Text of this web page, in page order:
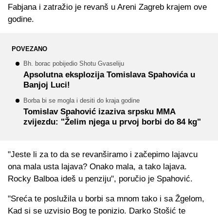
Fabjana i zatražio je revanš u Areni Zagreb krajem ove
godine.
POVEZANO
Bh. borac pobijedio Shotu Gvaseliju
Apsolutna eksplozija Tomislava Spahovića u
Banjoj Luci!
Borba bi se mogla i desiti do kraja godine
Tomislav Spahović izaziva srpsku MMA
zvijezdu: "Želim njega u prvoj borbi do 84 kg"
"Jeste li za to da se revanširamo i začepimo lajavcu
ona mala usta lajava? Onako mala, a tako lajava.
Rocky Balboa ideš u penziju", poručio je Spahović.
"Sreća te poslužila u borbi sa mnom tako i sa Žgelom,
Kad si se uzvisio Bog te ponizio. Darko Stošić te